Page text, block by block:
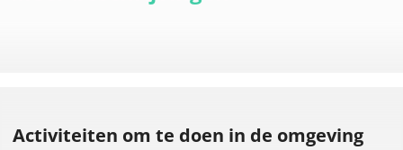
Activiteiten om te doen in de omgeving